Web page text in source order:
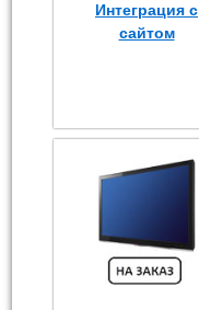
Интеграция с
сайтом